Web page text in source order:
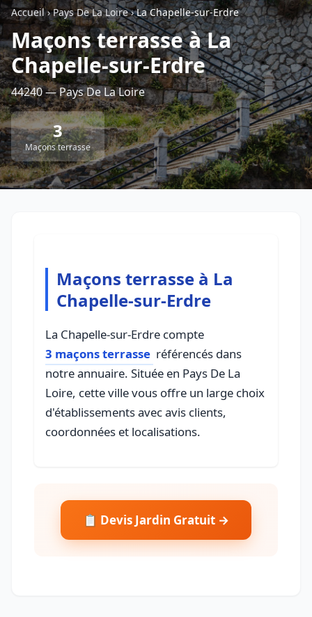
Retour à la liste des métiers
CGU-Confidentialité- Service proposé parViteUnDevis.com -Vous
Accueil›Pays De La Loire›La Chapelle-sur-Erdre
Maçons terrasse à La
Chapelle-sur-Erdre
44240 — Pays De La Loire
3
Maçons terrasse
Maçons terrasse à La
Chapelle-sur-Erdre
La Chapelle-sur-Erdre compte
3 maçons terrasse référencés dans
notre annuaire. Située en Pays De La
Loire, cette ville vous offre un large choix
d'établissements avec avis clients,
coordonnées et localisations.
📋 Devis Jardin Gratuit →